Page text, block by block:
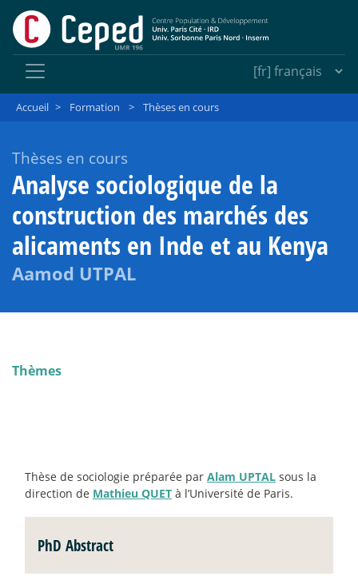
Accueil > Formation > Thèses en cours
Thèses en cours
Analyse sociologique de la
construction des marchés des
alicaments en Inde et au Kenya
Aamod UTPAL
Thèmes
Thèse de sociologie préparée par Alam UPTAL sous la
direction de Mathieu QUET à l’Université de Paris.
PhD Abstract